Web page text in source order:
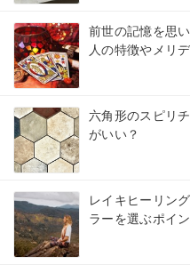
前世の記憶を思
人の特徴やメリ
六角形のスピリ
がいい？
レイキヒーリン
ラーを選ぶポイ